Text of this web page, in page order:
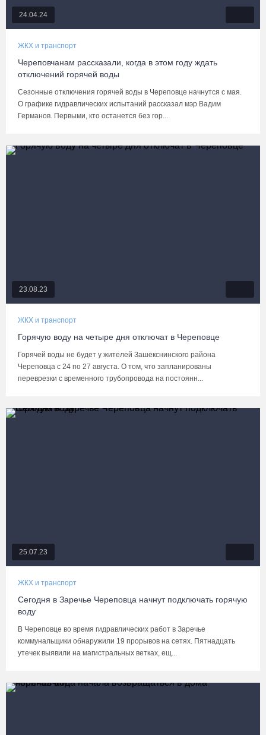
24.04.24
ЖКХ и транспорт
Череповчанам рассказали, когда в этом году ждать
отключений горячей воды
Сезонные отключения горячей воды в Череповце начнутся с мая.
О графике гидравлических испытаний рассказал мэр Вадим
Германов. Первыми, кто останется без гор...
23.08.23
ЖКХ и транспорт
Горячую воду на четыре дня отключат в Череповце
Горячей воды не будет у жителей Зашекснинского района
Череповца с 24 по 27 августа. О том, что запланированы
переврезки с временного трубопровода на постоянн...
25.07.23
ЖКХ и транспорт
Сегодня в Заречье Череповца начнут подключать горячую
воду
В Череповце во время гидравлических работ в Заречье
коммунальщики обнаружили 19 прорывов на сетях. Пятнадцать
утечек выявили на магистральных ветках, ещ...